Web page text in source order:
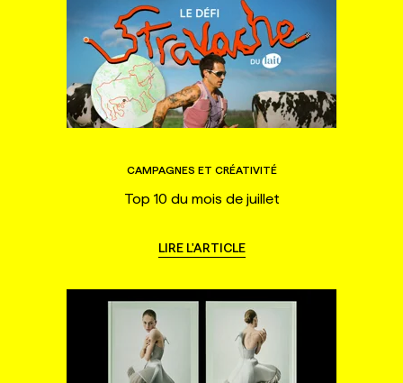
CAMPAGNES ET CRÉATIVITÉ
Top 10 du mois de juillet
LIRE L'ARTICLE